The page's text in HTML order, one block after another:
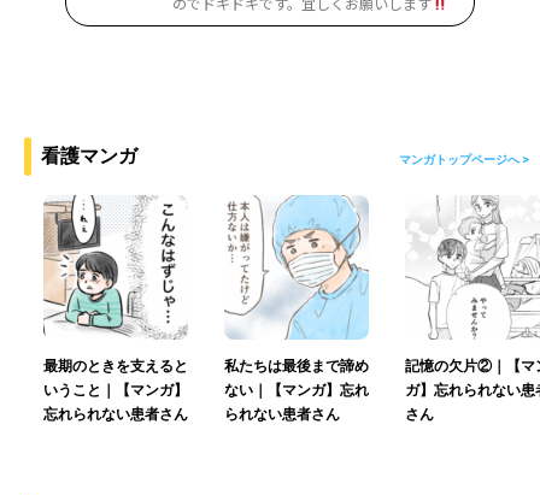
看護マンガ マンガトップページへ >
最期のときを支えると
いうこと｜【マンガ】
忘れられない患者さん
私たちは最後まで諦め
ない｜【マンガ】忘れ
られない患者さん
記憶の欠片②｜【マ
ガ】忘れられない患
さん